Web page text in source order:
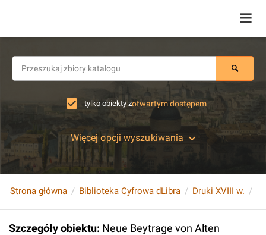
tylko obiekty zotwartym dostępem
Więcej opcji wyszukiwania
Strona główna Biblioteka Cyfrowa dLibra Druki XVIII w.
Szczegóły obiektu: Neue Beytrage von Alten